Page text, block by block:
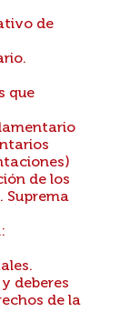
de
que
de los
Suprema
deberes
de la